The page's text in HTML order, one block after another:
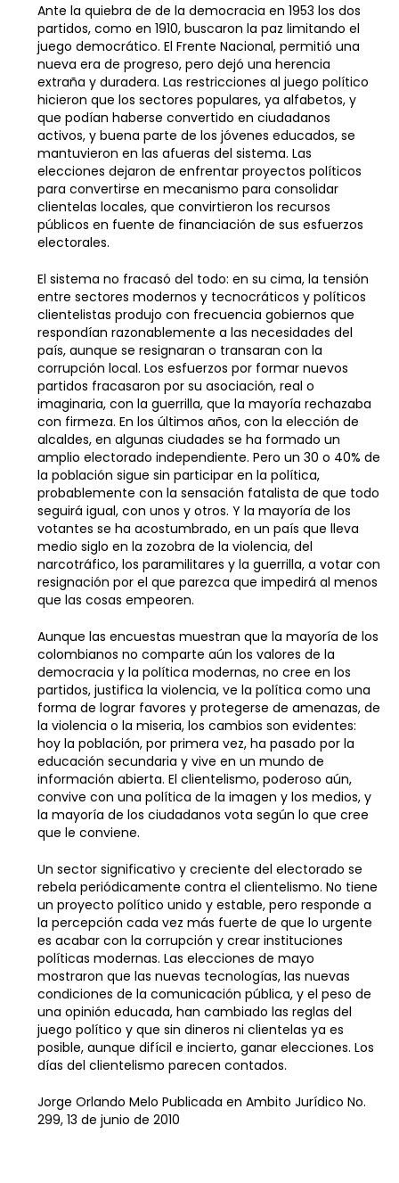
Ante la quiebra de de la democracia en 1953 los dos
partidos, como en 1910, buscaron la paz limitando el
juego democrático. El Frente Nacional, permitió una
nueva era de progreso, pero dejó una herencia
extraña y duradera. Las restricciones al juego político
hicieron que los sectores populares, ya alfabetos, y
que podían haberse convertido en ciudadanos
activos, y buena parte de los jóvenes educados, se
mantuvieron en las afueras del sistema. Las
elecciones dejaron de enfrentar proyectos políticos
para convertirse en mecanismo para consolidar
clientelas locales, que convirtieron los recursos
públicos en fuente de financiación de sus esfuerzos
electorales.
El sistema no fracasó del todo: en su cima, la tensión
entre sectores modernos y tecnocráticos y políticos
clientelistas produjo con frecuencia gobiernos que
respondían razonablemente a las necesidades del
país, aunque se resignaran o transaran con la
corrupción local. Los esfuerzos por formar nuevos
partidos fracasaron por su asociación, real o
imaginaria, con la guerrilla, que la mayoría rechazaba
con firmeza. En los últimos años, con la elección de
alcaldes, en algunas ciudades se ha formado un
amplio electorado independiente. Pero un 30 o 40% de
la población sigue sin participar en la política,
probablemente con la sensación fatalista de que todo
seguirá igual, con unos y otros. Y la mayoría de los
votantes se ha acostumbrado, en un país que lleva
medio siglo en la zozobra de la violencia, del
narcotráfico, los paramilitares y la guerrilla, a votar con
resignación por el que parezca que impedirá al menos
que las cosas empeoren.
Aunque las encuestas muestran que la mayoría de los
colombianos no comparte aún los valores de la
democracia y la política modernas, no cree en los
partidos, justifica la violencia, ve la política como una
forma de lograr favores y protegerse de amenazas, de
la violencia o la miseria, los cambios son evidentes:
hoy la población, por primera vez, ha pasado por la
educación secundaria y vive en un mundo de
información abierta. El clientelismo, poderoso aún,
convive con una política de la imagen y los medios, y
la mayoría de los ciudadanos vota según lo que cree
que le conviene.
Un sector significativo y creciente del electorado se
rebela periódicamente contra el clientelismo. No tiene
un proyecto político unido y estable, pero responde a
la percepción cada vez más fuerte de que lo urgente
es acabar con la corrupción y crear instituciones
políticas modernas. Las elecciones de mayo
mostraron que las nuevas tecnologías, las nuevas
condiciones de la comunicación pública, y el peso de
una opinión educada, han cambiado las reglas del
juego político y que sin dineros ni clientelas ya es
posible, aunque difícil e incierto, ganar elecciones. Los
días del clientelismo parecen contados.
Jorge Orlando Melo Publicada en Ambito Jurídico No.
299, 13 de junio de 2010